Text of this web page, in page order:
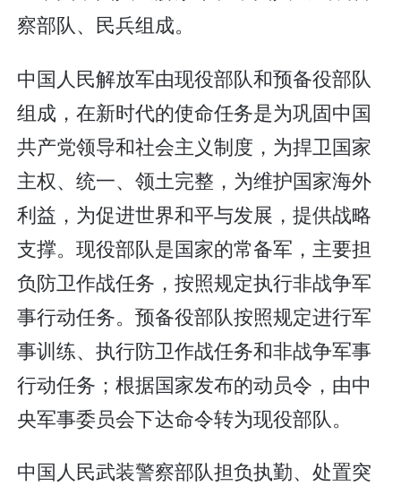
察部队、民兵组成。
中国人民解放军由现役部队和预备役部队
组成，在新时代的使命任务是为巩固中国
共产党领导和社会主义制度，为捍卫国家
主权、统一、领土完整，为维护国家海外
利益，为促进世界和平与发展，提供战略
支撑。现役部队是国家的常备军，主要担
负防卫作战任务，按照规定执行非战争军
事行动任务。预备役部队按照规定进行军
事训练、执行防卫作战任务和非战争军事
行动任务；根据国家发布的动员令，由中
央军事委员会下达命令转为现役部队。
中国人民武装警察部队担负执勤、处置突